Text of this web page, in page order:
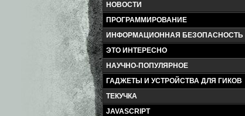
НОВОСТИ
ПРОГРАММИРОВАНИЕ
ИНФОРМАЦИОННАЯ БЕЗОПАСНОСТЬ
ЭТО ИНТЕРЕСНО
НАУЧНО-ПОПУЛЯРНОЕ
ГАДЖЕТЫ И УСТРОЙСТВА ДЛЯ ГИКОВ
ТЕКУЧКА
JAVASCRIPT